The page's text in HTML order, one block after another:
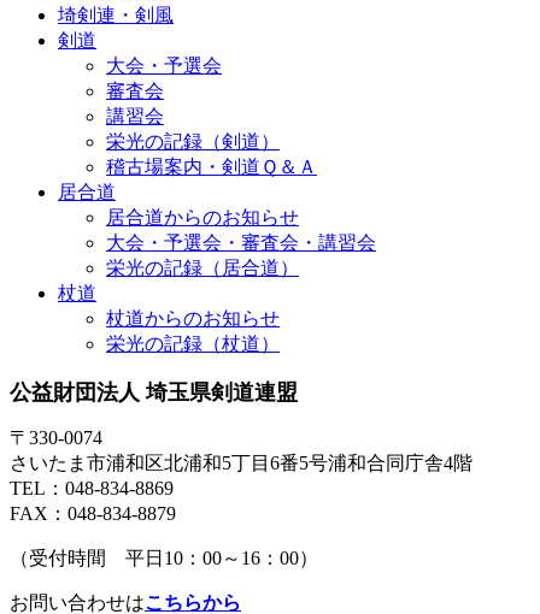
埼剣連・剣風
剣道
大会・予選会
審査会
講習会
栄光の記録（剣道）
稽古場案内・剣道Ｑ＆Ａ
居合道
居合道からのお知らせ
大会・予選会・審査会・講習会
栄光の記録（居合道）
杖道
杖道からのお知らせ
栄光の記録（杖道）
公益財団法人 埼玉県剣道連盟
〒330-0074
さいたま市浦和区北浦和5丁目6番5号浦和合同庁舎4階
TEL：048-834-8869
FAX：048-834-8879
（受付時間 平日10：00～16：00）
お問い合わせはこちらから